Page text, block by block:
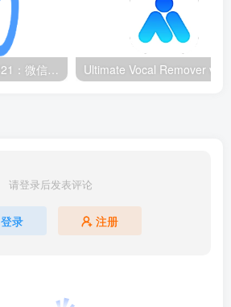
请登录后发表评论
登录 注册